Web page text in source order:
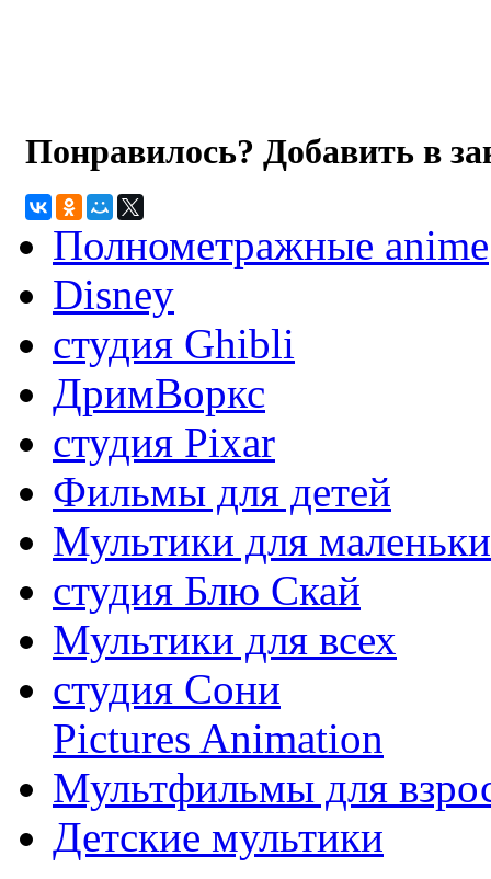
Понравилось? Добавить в
Полнометражные anime
Disney
студия Ghibli
ДримВоркс
студия Pixar
Фильмы для детей
Мультики для
студия Блю Скай
Мультики для всех
студия Сони
Pictures Animation
Мультфильмы для
Детские мультики